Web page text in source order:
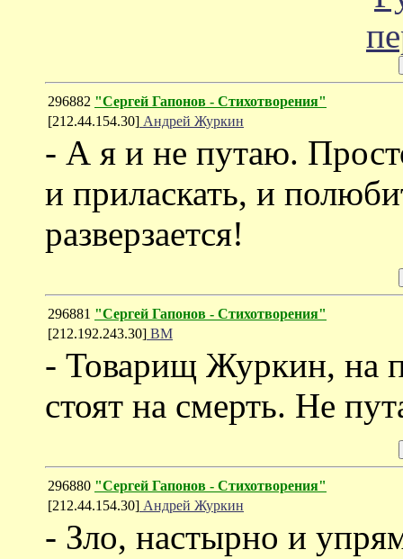
296882 "Сергей Гапонов - Стихотворения"
[212.44.154.30] Андрей Журкин
- А я и не путаю.
и приласкать, и
разверзается!
296881 "Сергей Гапонов - Стихотворения"
[212.192.243.30] ВМ
- Товарищ Журкин, на
стоят на смерть. Не
296880 "Сергей Гапонов - Стихотворения"
[212.44.154.30] Андрей Журкин
- Зло, настырно и